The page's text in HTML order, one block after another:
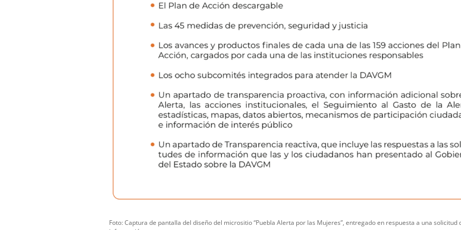
Foto: Captura de pantalla del diseño del micrositio “Puebla Alerta por las Mujeres”, entregado en respuesta a una solicitud